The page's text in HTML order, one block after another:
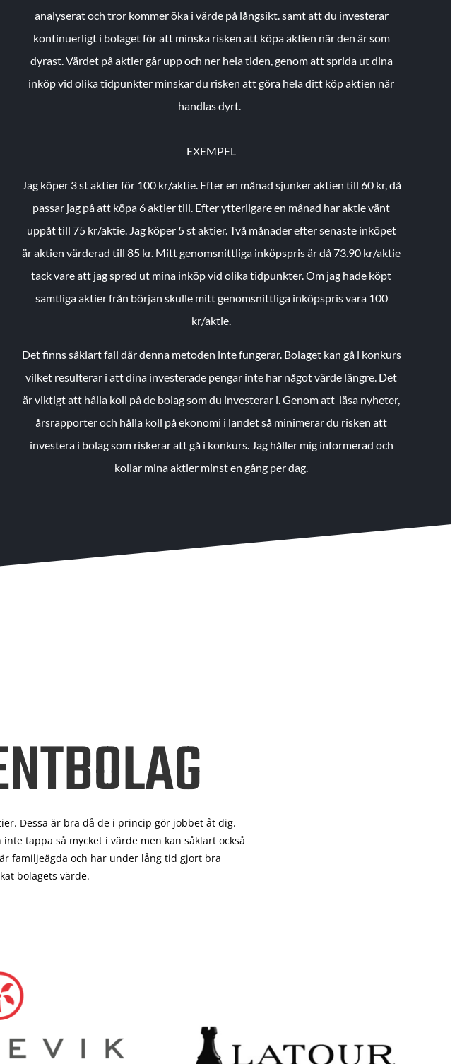
analyserat och tror kommer öka i värde på långsikt. samt att du investerar
kontinuerligt i bolaget för att minska risken att köpa aktien när den är som
dyrast. Värdet på aktier går upp och ner hela tiden, genom att sprida ut dina
inköp vid olika tidpunkter minskar du risken att göra hela ditt köp aktien när
handlas dyrt.
EXEMPEL
Jag köper 3 st aktier för 100 kr/aktie. Efter en månad sjunker aktien till 60 kr, då
passar jag på att köpa 6 aktier till. Efter ytterligare en månad har aktie vänt
uppåt till 75 kr/aktie. Jag köper 5 st aktier.Två månader efter senaste inköpet
är aktien värderad till 85 kr. Mitt genomsnittliga inköpspris är då 73.90 kr/aktie
tack vare att jag spred ut mina inköp vid olika tidpunkter. Om jag hade köpt
samtliga aktier från början skulle mitt genomsnittliga inköpspris vara 100
kr/aktie.
Det finns såklart fall där denna metoden inte fungerar. Bolaget kan gå i konkurs
vilket resulterar i att dina investerade pengar inte har något värde längre. Det
är viktigt att hålla koll på de bolag som du investerar i. Genom att läsa nyheter,
årsrapporter och hålla koll på ekonomi i landet så minimerar du risken att
investera i bolag som riskerar att gå i konkurs. Jag håller mig informerad och
kollar mina aktier minst en gång per dag.
Dessa är bra då de i princip gör jobbet åt dig.
tappa så mycket i värde men kan såklart också
familjeägda och har under lång tid gjort bra
bolagets värde.